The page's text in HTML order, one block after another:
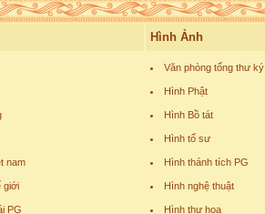
nam
giới
PG
Hình Ảnh
Văn phòng tổng thư ký
Hình Phật
Hình Bồ tát
Hình tổ sư
Hình thánh tích PG
Hình nghệ thuật
Hình thư họa